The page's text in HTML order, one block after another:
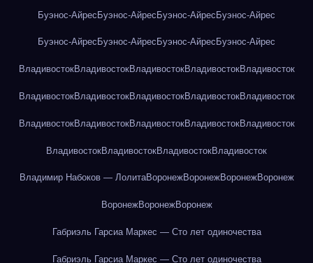
Буэнос-АйресБуэнос-АйресБуэнос-АйресБуэнос-Айрес
Буэнос-Айрес Буэнос-Айрес Буэнос-Айрес Буэнос-Айрес
ВладивостокВладивостокВладивостокВладивостокВладивосток
ВладивостокВладивостокВладивостокВладивостокВладивосток
ВладивостокВладивостокВладивостокВладивостокВладивосток
ВладивостокВладивостокВладивостокВладивосток
Владимир Набоков — ЛолитаВоронежВоронежВоронежВоронеж
ВоронежВоронежВоронеж
Габриэль Гарсиа Маркес — Сто лет одиночества
Габриэль Гарсиа Маркес — Сто лет одиночества